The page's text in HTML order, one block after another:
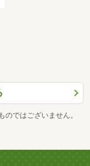
ではございません。